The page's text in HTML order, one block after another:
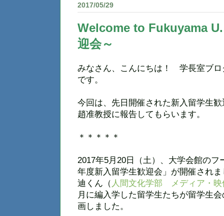
2017/05/29
Welcome to Fukuyama
迎会～
みなさん、こんにちは！ 学長室ブロ
です。
今回は、先日開催された新入留学生
趙准教授に報告してもらいます。
＊＊＊＊＊
2017年5月20日（土）、大学会館の
年度新入留学生歓迎会」が開催され
迪くん（ 人間文化学部
メディア・
月に編入学した留学生たちが留学生
画しました。